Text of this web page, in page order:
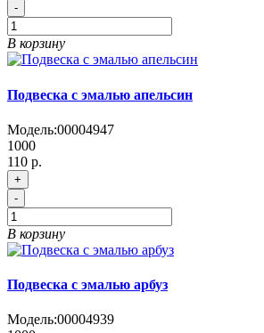
-
В корзину
Подвеска с эмалью апельсин
Модель:00004947
1000
110 р.
+
-
В корзину
Подвеска с эмалью арбуз
Модель:00004939